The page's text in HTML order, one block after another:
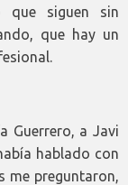
que siguen sin
que hay un
Guerrero, a Javi
hablado con
me preguntaron,